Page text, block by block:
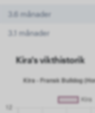
3.6 månader
3.1 månader
Kira's vikthistorik